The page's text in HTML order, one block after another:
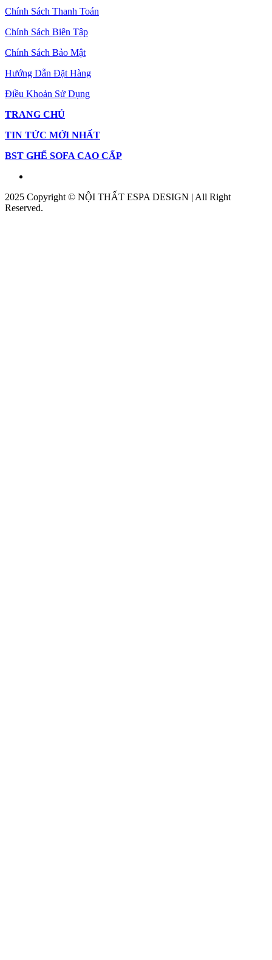
Chính Sách Thanh Toán
Chính Sách Biên Tập
Chính Sách Bảo Mật
Hướng Dẫn Đặt Hàng
Điều Khoản Sử Dụng
TRANG CHỦ
TIN TỨC MỚI NHẤT
BST GHẾ SOFA CAO CẤP
2025 Copyright © NỘI THẤT ESPA DESIGN | All Right
Reserved.